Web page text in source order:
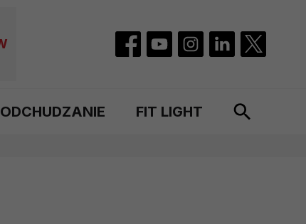
ODCHUDZANIE FIT LIGHT